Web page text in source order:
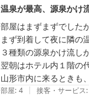
温泉が最高、源泉かけ
部屋はまずまずでした
まず到着して夜に隣の
３種類の源泉かけ流し
翌朝はホテル内１階の
山形市内に来るときも
部屋: 4 | 接客・サービス: